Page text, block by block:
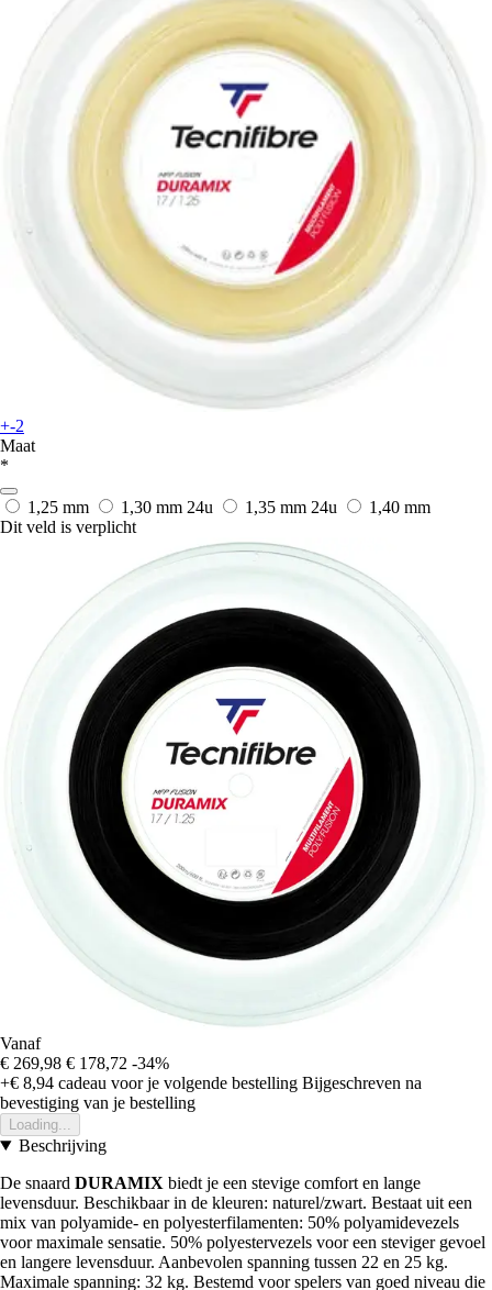
+-2
Maat
*
1,25 mm 1,30 mm 24u 1,35 mm 24u
1,40 mm
Dit veld is verplicht
Vanaf
€ 269,98 € 178,72 -34%
+€ 8,94 cadeau voor je volgende bestelling Bijgeschreven na
bevestiging van je bestelling
Loading...
Beschrijving
De snaard DURAMIX biedt je een stevige comfort en lange
levensduur. Beschikbaar in de kleuren: naturel/zwart. Bestaat uit een
mix van polyamide- en polyesterfilamenten: 50% polyamidevezels
voor maximale sensatie. 50% polyestervezels voor een steviger gevoel
en langere levensduur. Aanbevolen spanning tussen 22 en 25 kg.
Maximale spanning: 32 kg. Bestemd voor spelers van goed niveau die